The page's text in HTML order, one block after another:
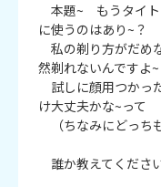
本題~　もうタイ
に使うのはあり~？
私の剃り方がだめ
然剃れないんですよ
試しに顔用つかっ
け大丈夫かな~って
（ちなみにどっち
誰か教えてくださ